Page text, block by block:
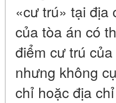
«cư trú» tại địa
của tòa án có
điểm cư trú
nhưng không
chỉ hoặc địa